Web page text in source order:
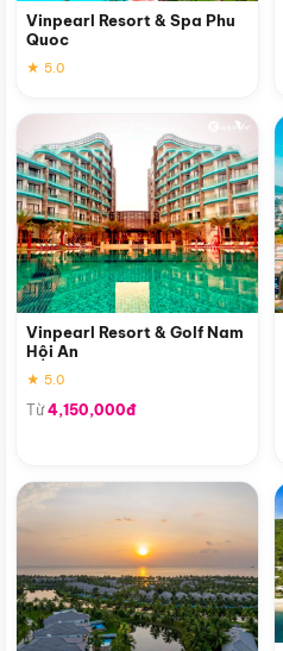
Vinpearl Resort & Spa Phu
Quoc
★ 5.0
Vinpearl Resort & Golf Nam
Hội An
★ 5.0
Từ4,150,000đ